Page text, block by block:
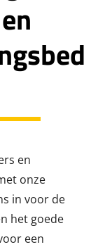
en
onze
in voor de
het goede
een